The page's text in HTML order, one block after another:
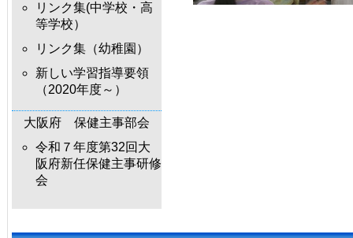
リンク集(中学校・高
等学校）
リンク集（幼稚園）
新しい学習指導要領
（2020年度～）
大阪府 保健主事部会
令和７年度第32回大
阪府新任保健主事研修
会